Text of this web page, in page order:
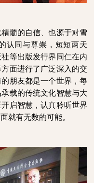
精髓的自信、也源于对雪
认同与尊崇 ，短短两天
等出版发行界同仁在内
面进行了广泛深入的交
朋友都是一个世界，每
载的传统文化智慧与大
启智慧，认真聆听世界
就有无数的可能。